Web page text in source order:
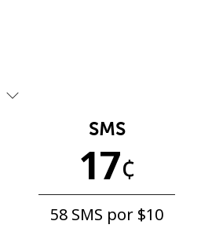
SMS
17¢
58 SMS por ⁦$10⁩